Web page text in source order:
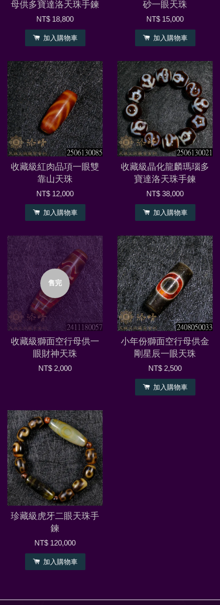
母供多寶達洛天珠手鍊
NT$ 18,800
加入購物車
砂一眼天珠
NT$ 15,000
加入購物車
收藏級紅肉品項一眼雙
靠山天珠
NT$ 12,000
加入購物車
收藏級晶化龍麟瑪瑙多
寶達洛天珠手鍊
NT$ 38,000
加入購物車
售完
收藏級獅面空行母供一
眼財神天珠
NT$ 2,000
小年份獅面空行母供金
剛星辰一眼天珠
NT$ 2,500
加入購物車
珍藏級虎牙二眼天珠手
鍊
NT$ 120,000
加入購物車